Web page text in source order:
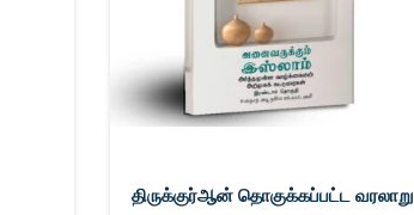
திருக்குர்ஆன் தொகுக்கப்பட்ட வரலாறு